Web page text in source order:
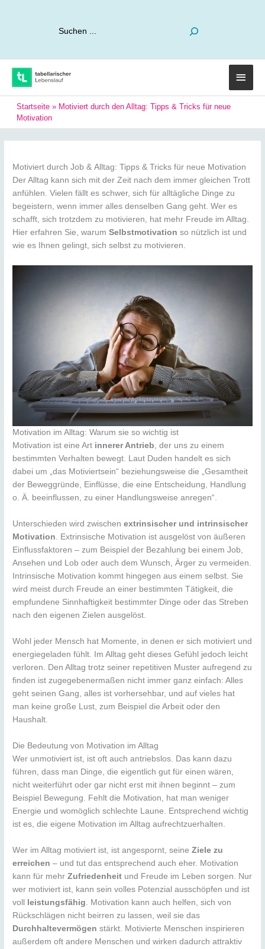
Startseite » Motiviert durch den Alltag: Tipps & Tricks für neue
Motivation
Motiviert durch Job & Alltag: Tipps & Tricks für neue Motivation
Der Alltag kann sich mit der Zeit nach dem immer gleichen Trott
anfühlen. Vielen fällt es schwer, sich für alltägliche Dinge zu
begeistern, wenn immer alles denselben Gang geht. Wer es
schafft, sich trotzdem zu motivieren, hat mehr Freude im Alltag.
Hier erfahren Sie, warumSelbstmotivation so nützlich ist und
wie es Ihnen gelingt, sich selbst zu motivieren.
Motivation im Alltag: Warum sie so wichtig ist
Motivation ist eine Art innerer Antrieb, der uns zu einem
bestimmten Verhalten bewegt. Laut Duden handelt es sich
dabei um „das Motiviertsein“ beziehungsweise die „Gesamtheit
der Beweggründe, Einflüsse, die eine Entscheidung, Handlung
o. Ä. beeinflussen, zu einer Handlungsweise anregen“.
Unterschieden wird zwischenextrinsischer und intrinsischer
Motivation. Extrinsische Motivation ist ausgelöst von äußeren
Einflussfaktoren – zum Beispiel der Bezahlung bei einem Job,
Ansehen und Lob oder auch dem Wunsch, Ärger zu vermeiden.
Intrinsische Motivation kommt hingegen aus einem selbst. Sie
wird meist durch Freude an einer bestimmten Tätigkeit, die
empfundene Sinnhaftigkeit bestimmter Dinge oder das Streben
nach den eigenen Zielen ausgelöst.
Wohl jeder Mensch hat Momente, in denen er sich motiviert und
energiegeladen fühlt. Im Alltag geht dieses Gefühl jedoch leicht
verloren. Den Alltag trotz seiner repetitiven Muster aufregend zu
finden ist zugegebenermaßen nicht immer ganz einfach: Alles
geht seinen Gang, alles ist vorhersehbar, und auf vieles hat
man keine große Lust, zum Beispiel die Arbeit oder den
Haushalt.
Die Bedeutung von Motivation im Alltag
Wer unmotiviert ist, ist oft auch antriebslos. Das kann dazu
führen, dass man Dinge, die eigentlich gut für einen wären,
nicht weiterführt oder gar nicht erst mit ihnen beginnt – zum
Beispiel Bewegung. Fehlt die Motivation, hat man weniger
Energie und womöglich schlechte Laune. Entsprechend wichtig
ist es, die eigene Motivation im Alltag aufrechtzuerhalten.
Wer im Alltag motiviert ist, ist angespornt, seineZiele zu
erreichen – und tut das entsprechend auch eher. Motivation
kann für mehrZufriedenheit und Freude im Leben sorgen. Nur
wer motiviert ist, kann sein volles Potenzial ausschöpfen und ist
voll
leistungsfähig . Motivation kann auch helfen, sich von
Rückschlägen nicht beirren zu lassen, weil sie das
Durchhaltevermögen stärkt. Motivierte Menschen inspirieren
außerdem oft andere Menschen und wirken dadurch attraktiv